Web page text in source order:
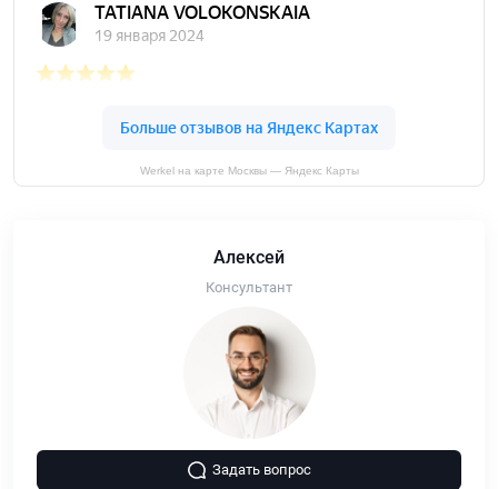
Алексей
Консультант
Задать вопрос
Werkel на карте Москвы — Яндекс Карты